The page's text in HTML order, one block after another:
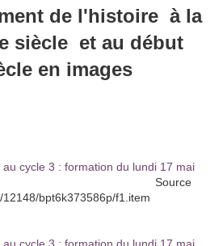
de l'histoire à la
siècle et au début
en images
bpt6k373586p/f1.item